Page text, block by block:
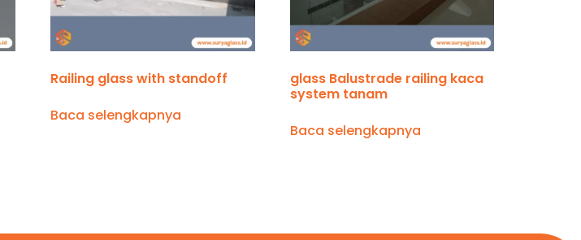
Railing glass with standoff
Baca selengkapnya
glass Balustrade railing kaca
system tanam
Baca selengkapnya